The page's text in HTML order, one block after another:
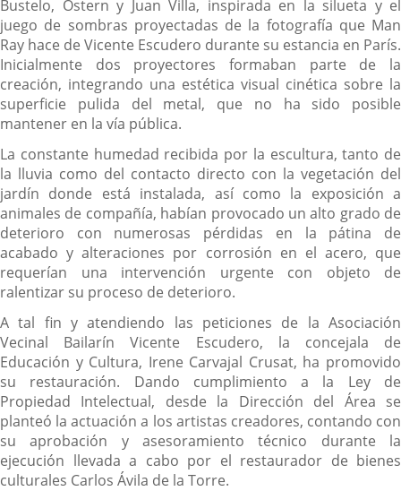
Bustelo, Ostern y Juan Villa, inspirada en la silueta y el
juego de sombras proyectadas de la fotografía que Man
Ray hace de Vicente Escudero durante su estancia en París.
Inicialmente dos proyectores formaban parte de la
creación, integrando una estética visual cinética sobre la
superficie pulida del metal, que no ha sido posible
mantener en la vía pública.
La constante humedad recibida por la escultura, tanto de
la lluvia como del contacto directo con la vegetación del
jardín donde está instalada, así como la exposición a
animales de compañía, habían provocado un alto grado de
deterioro con numerosas pérdidas en la pátina de
acabado y alteraciones por corrosión en el acero, que
requerían una intervención urgente con objeto de
ralentizar su proceso de deterioro.
A tal fin y atendiendo las peticiones de la Asociación
Vecinal Bailarín Vicente Escudero, la concejala de
Educación y Cultura, Irene Carvajal Crusat, ha promovido
su restauración. Dando cumplimiento a la Ley de
Propiedad Intelectual, desde la Dirección del Área se
planteó la actuación a los artistas creadores, contando con
su aprobación y asesoramiento técnico durante la
ejecución llevada a cabo por el restaurador de bienes
culturales Carlos Ávila de la Torre.